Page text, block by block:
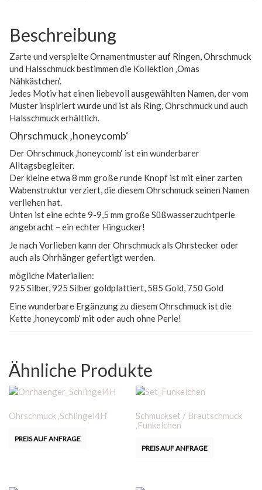
Beschreibung
Zarte und verspielte Ornamentmuster auf Ringen, Ohrschmuck
und Halsschmuck bestimmen die Kollektion ‚Omas
Nähkästchen‘.
Jedes Motiv hat einen liebevoll ausgewählten Namen, der vom
Muster inspiriert wurde und ist als Ring, Ohrschmuck und auch
Halsschmuck erhältlich.
Ohrschmuck ‚honeycomb‘
Der Ohrschmuck ‚honeycomb‘ ist ein wunderbarer
Alltagsbegleiter.
Der kleine etwa 8 mm große runde Knopf ist mit einer zarten
Wabenstruktur verziert, die diesem Ohrschmuck seinen Namen
verliehen hat.
Unten ist eine echte 9-9,5 mm große Süßwasserzuchtperle
angebracht – ein echter Hingucker!
Je nach Vorlieben kann der Ohrschmuck als Ohrstecker oder
auch als Ohrhänger gefertigt werden.
mögliche Materialien:
925 Silber, 925 Silber goldplattiert, 585 Gold, 750 Gold
Eine wunderbare Ergänzung zu diesem Ohrschmuck ist die
Kette ‚honeycomb‘ mit oder auch ohne Perle!
Ähnliche Produkte
Ohrschmuck ‚Schlingel4H‘
PREIS AUF ANFRAGE
Schmuckset / Brautschmuck
‚Funkelchen‘
PREIS AUF ANFRAGE